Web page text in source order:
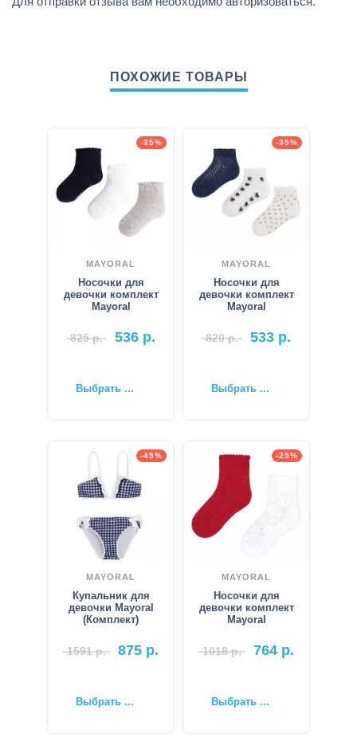
ПОХОЖИЕ ТОВАРЫ
-35%
MAYORAL
Носочки для
девочки комплект
Mayoral
825р. 536 р.
Выбрать ...
-35%
MAYORAL
Носочки для
девочки комплект
Mayoral
820р. 533 р.
Выбрать ...
-45%
MAYORAL
Купальник для
девочки Mayoral
(Комплект)
1591р. 875 р.
Выбрать ...
-25%
MAYORAL
Носочки для
девочки комплект
Mayoral
1018р. 764 р.
Выбрать ...